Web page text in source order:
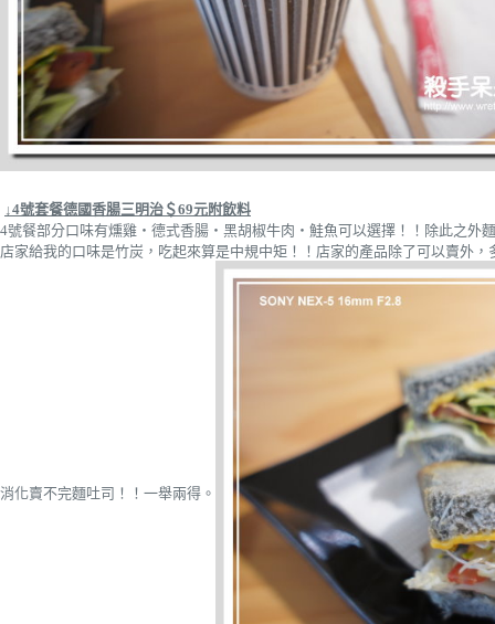
↓4號套餐德國香腸三明治＄69元附飲料
4號餐部分口味有燻雞‧德式香腸‧黑胡椒牛肉‧鮭魚可以選擇！！除此之外
店家給我的口味是竹炭，吃起來算是中規中矩！！店家的產品除了可以賣外，
消化賣不完麵吐司！！一舉兩得。